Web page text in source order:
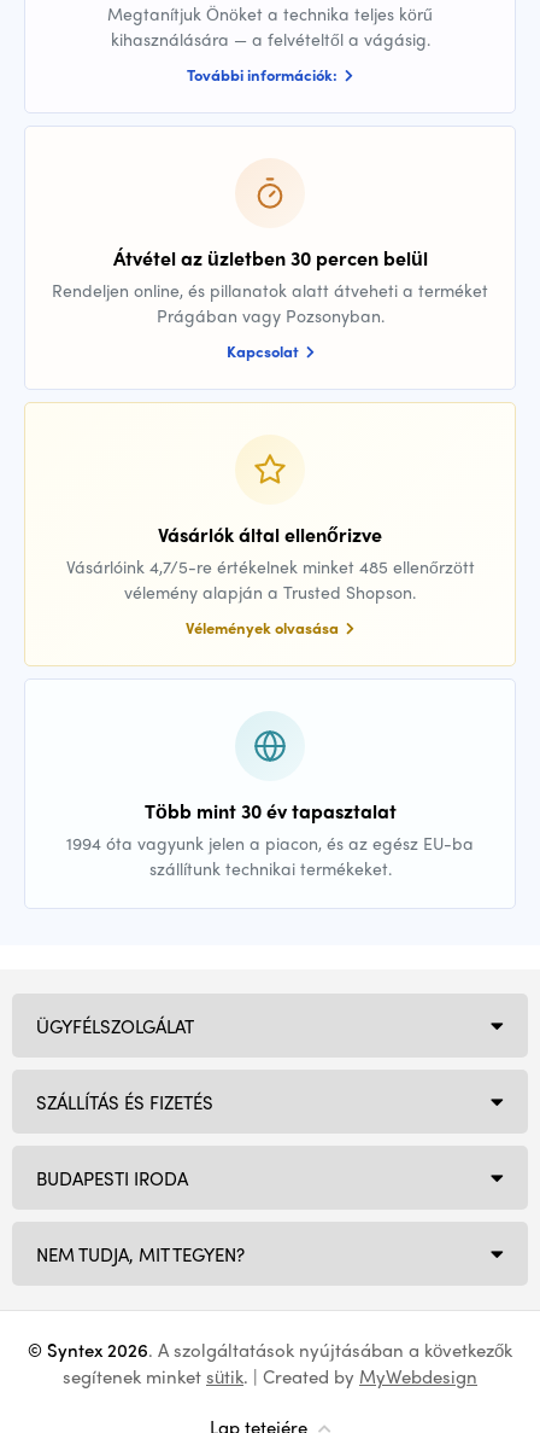
Megtanítjuk Önöket a technika teljes körű
kihasználására — a felvételtől a vágásig.
További információk:
Átvétel az üzletben 30 percen belül
Rendeljen online, és pillanatok alatt átveheti a terméket
Prágában vagy Pozsonyban.
Kapcsolat
Vásárlók által ellenőrizve
Vásárlóink 4,7/5-re értékelnek minket 485 ellenőrzött
vélemény alapján a Trusted Shopson.
Vélemények olvasása
Több mint 30 év tapasztalat
1994 óta vagyunk jelen a piacon, és az egész EU-ba
szállítunk technikai termékeket.
BUDAPESTI IRODA
NEM TUDJA, MIT TEGYEN?
ÜGYFÉLSZOLGÁLAT
SZÁLLÍTÁS ÉS FIZETÉS
© Syntex 2026. A szolgáltatások nyújtásában a következők
segítenek minketsütik. | Created by MyWebdesign
Lap tetejére